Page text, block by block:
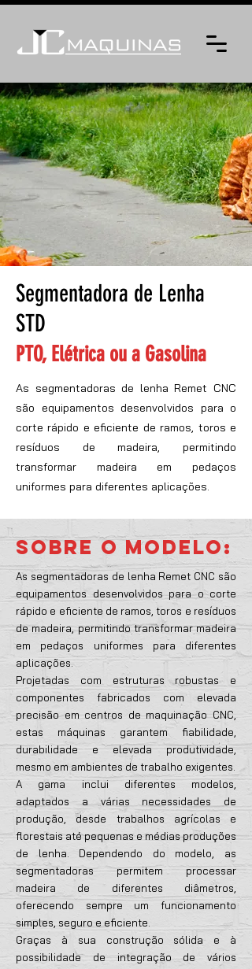
Segmentadora de Lenha
STD
PTO, Elétrica ou a Gasolina
As segmentadoras de lenha Remet CNC
são equipamentos desenvolvidos para o
corte rápido e eficiente de ramos, toros e
resíduos de madeira, permitindo
transformar madeira em pedaços
uniformes para diferentes aplicações.
SOBRE O MODELO:
As segmentadoras de lenha Remet CNC são
equipamentos desenvolvidos para o corte
rápido e eficiente de ramos, toros e resíduos
de madeira, permitindo transformar madeira
em pedaços uniformes para diferentes
aplicações.
Projetadas com estruturas robustas e
componentes fabricados com elevada
precisão em centros de maquinação CNC,
estas máquinas garantem fiabilidade,
durabilidade e elevada produtividade,
mesmo em ambientes de trabalho exigentes.
A gama inclui diferentes modelos,
adaptados a várias necessidades de
produção, desde trabalhos agrícolas e
florestais até pequenas e médias produções
de lenha. Dependendo do modelo, as
segmentadoras permitem processar
madeira de diferentes diâmetros,
oferecendo sempre um funcionamento
simples, seguro e eficiente.
Graças à sua construção sólida e à
possibilidade de integração de vários